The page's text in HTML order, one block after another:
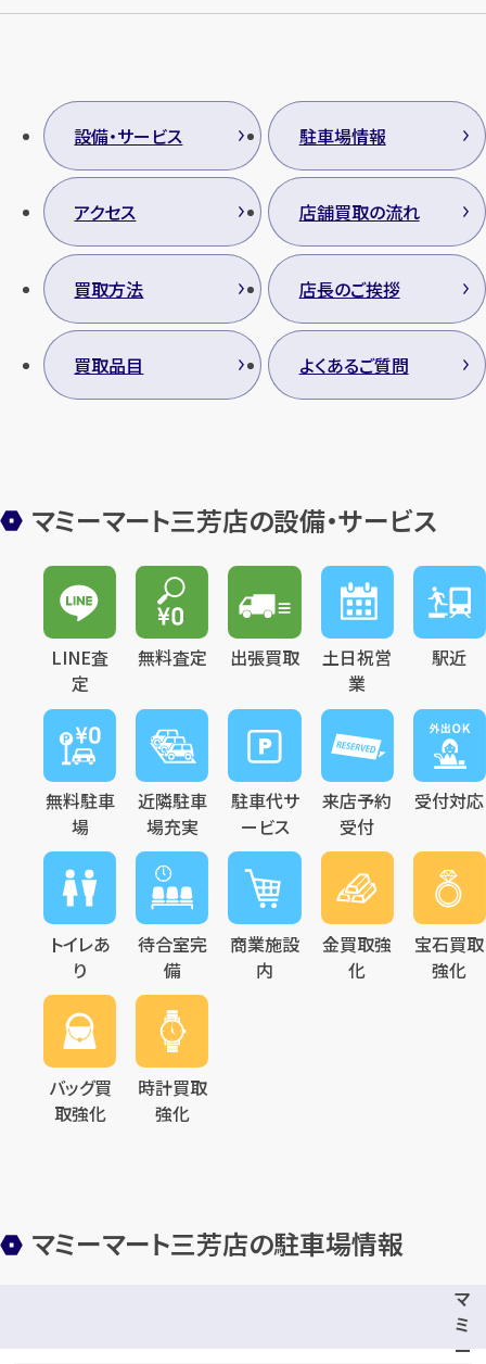
設備・サービス 駐車場情報
アクセス 店舗買取の流れ
買取方法 店長のご挨拶
買取品目 よくあるご質問
マミーマート三芳店の設備・サービス
LINE査
定
無料査定 出張買取
土日祝営
業
駅近
無料駐車
場
近隣駐車
場充実
駐車代サ
ービス
来店予約
受付
受付対応
トイレあ
り
待合室完
備
商業施設
内
金買取強
化
宝石買取
強化
バッグ買
取強化
時計買取
強化
マミーマート三芳店の駐車場情報
マ
ミ
ー